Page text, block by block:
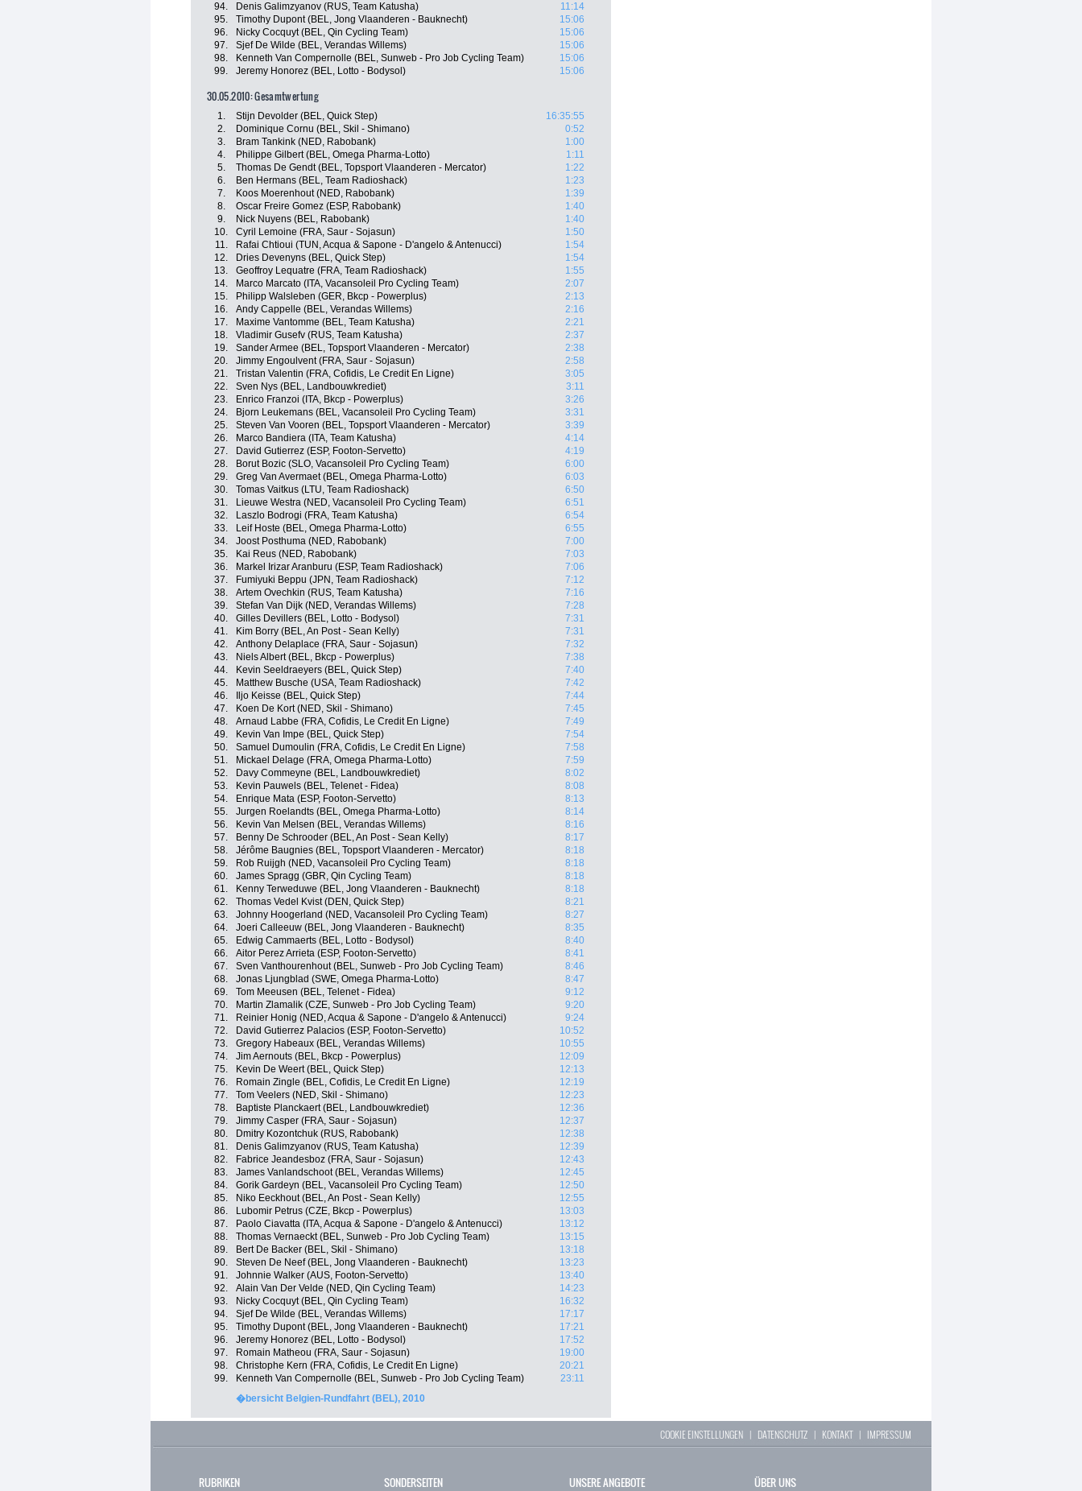
94.
Denis Galimzyanov (RUS, Team Katusha)
11:14
95.
Timothy Dupont (BEL, Jong Vlaanderen - Bauknecht)
15:06
96.
Nicky Cocquyt (BEL, Qin Cycling Team)
15:06
97.
Sjef De Wilde (BEL, Verandas Willems)
15:06
98.
Kenneth Van Compernolle (BEL, Sunweb - Pro Job Cycling Team)
15:06
99.
Jeremy Honorez (BEL, Lotto - Bodysol) 15:06
30.05.2010: Gesamtwertung
1. Stijn Devolder (BEL, Quick Step)
16:35:55
2.
Dominique Cornu (BEL, Skil - Shimano)
0:52
3.
Bram Tankink (NED, Rabobank)
1:00
4.
Philippe Gilbert (BEL, Omega Pharma-Lotto)
1:11
5.
Thomas De Gendt (BEL, Topsport Vlaanderen - Mercator)
1:22
6.
Ben Hermans (BEL, Team Radioshack)
1:23
7.
Koos Moerenhout (NED, Rabobank)
1:39
8.
Oscar Freire Gomez (ESP, Rabobank)
1:40
9.
Nick Nuyens (BEL, Rabobank)
1:40
10.
Cyril Lemoine (FRA, Saur - Sojasun)
1:50
11.
Rafai Chtioui (TUN, Acqua & Sapone - D'angelo & Antenucci)
1:54
12.
Dries Devenyns (BEL, Quick Step)
1:54
13.
Geoffroy Lequatre (FRA, Team Radioshack)
1:55
14.
Marco Marcato (ITA, Vacansoleil Pro Cycling Team)
2:07
15.
Philipp Walsleben (GER, Bkcp - Powerplus)
2:13
16.
Andy Cappelle (BEL, Verandas Willems)
2:16
17.
Maxime Vantomme (BEL, Team Katusha)
2:21
18.
Vladimir Gusefv (RUS, Team Katusha)
2:37
19.
Sander Armee (BEL, Topsport Vlaanderen - Mercator)
2:38
20.
Jimmy Engoulvent (FRA, Saur - Sojasun)
2:58
21.
Tristan Valentin (FRA, Cofidis, Le Credit En Ligne)
3:05
22.
Sven Nys (BEL, Landbouwkrediet)
3:11
23.
Enrico Franzoi (ITA, Bkcp - Powerplus)
3:26
24.
Bjorn Leukemans (BEL, Vacansoleil Pro Cycling Team)
3:31
25.
Steven Van Vooren (BEL, Topsport Vlaanderen - Mercator)
3:39
26.
Marco Bandiera (ITA, Team Katusha)
4:14
27.
David Gutierrez (ESP, Footon-Servetto)
4:19
28.
Borut Bozic (SLO, Vacansoleil Pro Cycling Team)
6:00
29.
Greg Van Avermaet (BEL, Omega Pharma-Lotto)
6:03
30.
Tomas Vaitkus (LTU, Team Radioshack)
6:50
31.
Lieuwe Westra (NED, Vacansoleil Pro Cycling Team)
6:51
32.
Laszlo Bodrogi (FRA, Team Katusha)
6:54
33.
Leif Hoste (BEL, Omega Pharma-Lotto)
6:55
34.
Joost Posthuma (NED, Rabobank)
7:00
35.
Kai Reus (NED, Rabobank)
7:03
36.
Markel Irizar Aranburu (ESP, Team Radioshack)
7:06
37.
Fumiyuki Beppu (JPN, Team Radioshack)
7:12
38.
Artem Ovechkin (RUS, Team Katusha)
7:16
39.
Stefan Van Dijk (NED, Verandas Willems)
7:28
40.
Gilles Devillers (BEL, Lotto - Bodysol)
7:31
41.
Kim Borry (BEL, An Post - Sean Kelly)
7:31
42.
Anthony Delaplace (FRA, Saur - Sojasun)
7:32
43.
Niels Albert (BEL, Bkcp - Powerplus)
7:38
44.
Kevin Seeldraeyers (BEL, Quick Step)
7:40
45.
Matthew Busche (USA, Team Radioshack)
7:42
46.
Iljo Keisse (BEL, Quick Step)
7:44
47.
Koen De Kort (NED, Skil - Shimano)
7:45
48.
Arnaud Labbe (FRA, Cofidis, Le Credit En Ligne)
7:49
49.
Kevin Van Impe (BEL, Quick Step)
7:54
50.
Samuel Dumoulin (FRA, Cofidis, Le Credit En Ligne)
7:58
51.
Mickael Delage (FRA, Omega Pharma-Lotto)
7:59
52.
Davy Commeyne (BEL, Landbouwkrediet)
8:02
53.
Kevin Pauwels (BEL, Telenet - Fidea)
8:08
54.
Enrique Mata (ESP, Footon-Servetto)
8:13
55.
Jurgen Roelandts (BEL, Omega Pharma-Lotto)
8:14
56.
Kevin Van Melsen (BEL, Verandas Willems)
8:16
57.
Benny De Schrooder (BEL, An Post - Sean Kelly)
8:17
58.
Jérôme Baugnies (BEL, Topsport Vlaanderen - Mercator)
8:18
59.
Rob Ruijgh (NED, Vacansoleil Pro Cycling Team)
8:18
60.
James Spragg (GBR, Qin Cycling Team)
8:18
61.
Kenny Terweduwe (BEL, Jong Vlaanderen - Bauknecht)
8:18
62.
Thomas Vedel Kvist (DEN, Quick Step)
8:21
63.
Johnny Hoogerland (NED, Vacansoleil Pro Cycling Team)
8:27
64.
Joeri Calleeuw (BEL, Jong Vlaanderen - Bauknecht)
8:35
65.
Edwig Cammaerts (BEL, Lotto - Bodysol)
8:40
66.
Aitor Perez Arrieta (ESP, Footon-Servetto)
8:41
67.
Sven Vanthourenhout (BEL, Sunweb - Pro Job Cycling Team)
8:46
68.
Jonas Ljungblad (SWE, Omega Pharma-Lotto)
8:47
69.
Tom Meeusen (BEL, Telenet - Fidea)
9:12
70.
Martin Zlamalik (CZE, Sunweb - Pro Job Cycling Team)
9:20
71.
Reinier Honig (NED, Acqua & Sapone - D'angelo & Antenucci)
9:24
72.
David Gutierrez Palacios (ESP, Footon-Servetto)
10:52
73.
Gregory Habeaux (BEL, Verandas Willems)
10:55
74.
Jim Aernouts (BEL, Bkcp - Powerplus)
12:09
75.
Kevin De Weert (BEL, Quick Step)
12:13
76.
Romain Zingle (BEL, Cofidis, Le Credit En Ligne)
12:19
77.
Tom Veelers (NED, Skil - Shimano)
12:23
78.
Baptiste Planckaert (BEL, Landbouwkrediet)
12:36
79.
Jimmy Casper (FRA, Saur - Sojasun)
12:37
80.
Dmitry Kozontchuk (RUS, Rabobank)
12:38
81.
Denis Galimzyanov (RUS, Team Katusha)
12:39
82.
Fabrice Jeandesboz (FRA, Saur - Sojasun)
12:43
83.
James Vanlandschoot (BEL, Verandas Willems)
12:45
84.
Gorik Gardeyn (BEL, Vacansoleil Pro Cycling Team)
12:50
85.
Niko Eeckhout (BEL, An Post - Sean Kelly)
12:55
86.
Lubomir Petrus (CZE, Bkcp - Powerplus)
13:03
87.
Paolo Ciavatta (ITA, Acqua & Sapone - D'angelo & Antenucci)
13:12
88.
Thomas Vernaeckt (BEL, Sunweb - Pro Job Cycling Team)
13:15
89.
Bert De Backer (BEL, Skil - Shimano)
13:18
90.
Steven De Neef (BEL, Jong Vlaanderen - Bauknecht)
13:23
91.
Johnnie Walker (AUS, Footon-Servetto)
13:40
92.
Alain Van Der Velde (NED, Qin Cycling Team)
14:23
93.
Nicky Cocquyt (BEL, Qin Cycling Team)
16:32
94.
Sjef De Wilde (BEL, Verandas Willems)
17:17
95.
Timothy Dupont (BEL, Jong Vlaanderen - Bauknecht)
17:21
96.
Jeremy Honorez (BEL, Lotto - Bodysol)
17:52
97.
Romain Matheou (FRA, Saur - Sojasun)
19:00
98.
Christophe Kern (FRA, Cofidis, Le Credit En Ligne)
20:21
99.
Kenneth Van Compernolle (BEL, Sunweb - Pro Job Cycling Team)
23:11
�bersicht Belgien-Rundfahrt (BEL), 2010
COOKIE EINSTELLUNGEN | DATENSCHUTZ | KONTAKT| IMPRESSUM
RUBRIKEN SONDERSEITEN UNSERE ANGEBOTE ÜBER UNS